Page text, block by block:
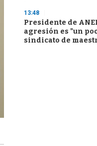
13:48
Presidente de
agresión es "un
sindicato de